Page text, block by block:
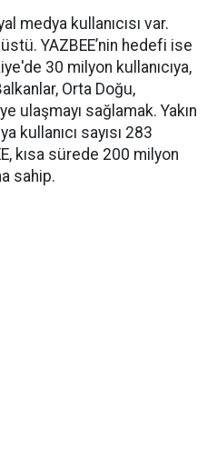
medya kullanıcısı var.
YAZBEE’nin hedefi ise
30 milyon kullanıcıya,
Orta Doğu,
ulaşmayı sağlamak. Yakın
kullanıcı sayısı 283
kısa sürede 200 milyon
sahip.